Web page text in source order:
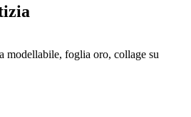
modellabile, foglia oro, collage su